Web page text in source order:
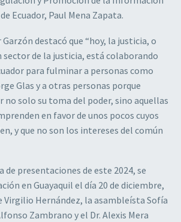
Ecuador, Paul Mena Zapata.
destacó que “hoy, la justicia, o
sector de la justicia, está colaborando
para fulminar a personas como
Glas y a otras personas porque
solo su toma del poder, sino aquellas
en favor de unos pocos cuyos
y que no son los intereses del común
de presentaciones de este 2024, se
en Guayaquil el día 20 de diciembre,
Virgilio Hernández, la asambleísta Sofía
Zambrano y el Dr. Alexis Mera